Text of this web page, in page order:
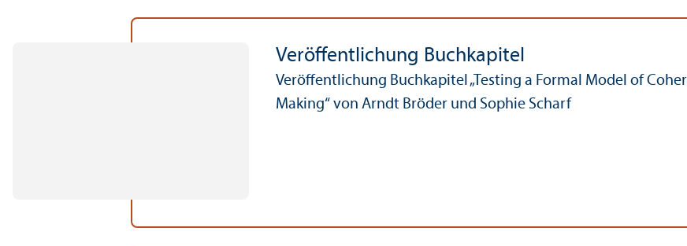
Veröffentlichung Buchkapitel
Veröffentlichung Buchkapitel „Testing a Formal Model of
Making“ von Arndt Bröder und Sophie Scharf